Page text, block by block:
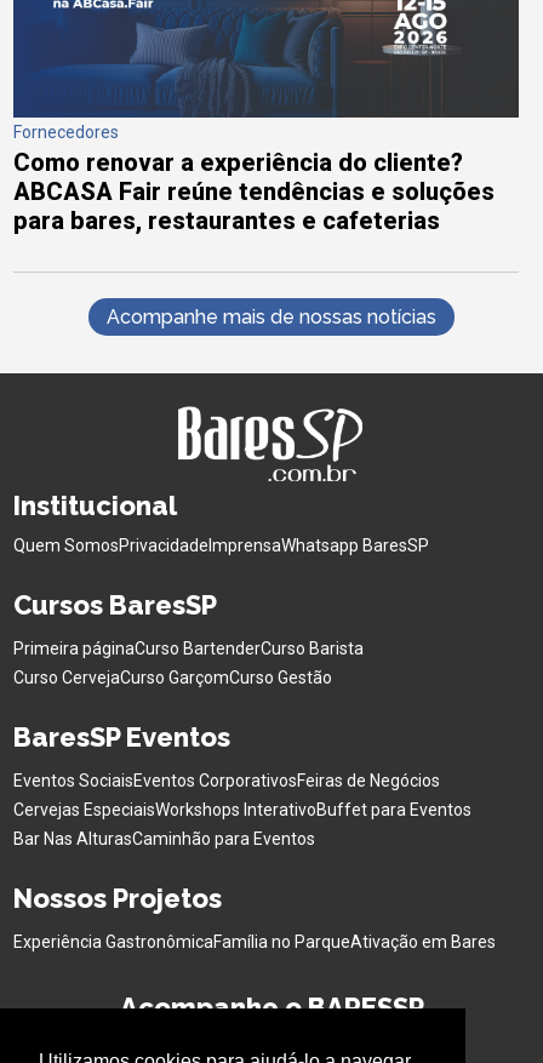
Fornecedores
Como renovar a experiência do cliente?
ABCASA Fair reúne tendências e soluções
para bares, restaurantes e cafeterias
Acompanhe mais de nossas notícias
Institucional
Quem SomosPrivacidade ImprensaWhatsapp BaresSP
Cursos BaresSP
Primeira páginaCurso BartenderCurso Barista
Curso CervejaCurso GarçomCurso Gestão
BaresSP Eventos
Eventos SociaisEventos CorporativosFeiras de Negócios
Cervejas EspeciaisWorkshops InterativoBuffet para Eventos
Bar Nas AlturasCaminhão para Eventos
Nossos Projetos
Experiência GastronômicaFamília no ParqueAtivação em Bares
Acompanhe o BARESSP